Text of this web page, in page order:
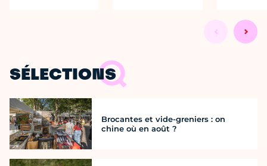
SÉLECTIONS
Brocantes et vide-greniers : on
chine où en août ?